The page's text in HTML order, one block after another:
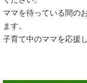
ママを待っている間の
ます。
子育て中のママを応援